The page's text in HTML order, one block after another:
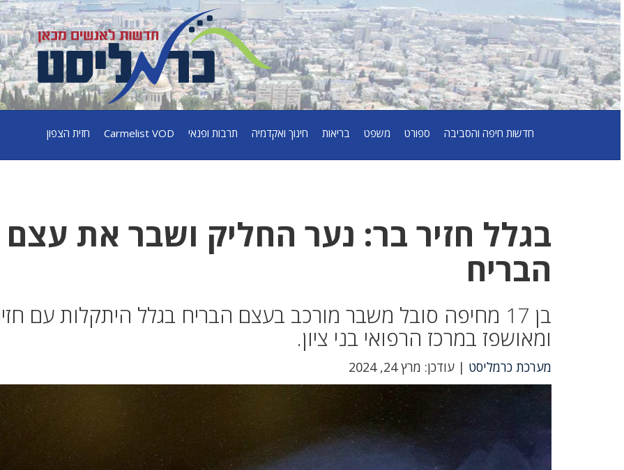
חדשות חיפה והסביבה ספורט משפט בריאות חינוך ואקדמיה תרבות ופנאי Carmelist VOD חזית הצפון
בגלל חזיר בר: נער החליק ושבר את עצם
הבריח
בן 17 מחיפה סובל משבר מורכב בעצם הבריח בגלל היתקלות עם
ומאושפז במרכז הרפואי בני ציון.
מערכת כרמליסט | עודכן: מרץ 24, 2024